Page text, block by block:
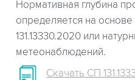
Нормативная глубина
определяется на
131.13330.2020 или
метеонаблюдений.
Скачать СП